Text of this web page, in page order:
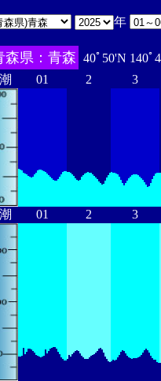
年
森県：青森 40ﾟ50'N 140ﾟ
01 2 3
01 2 3